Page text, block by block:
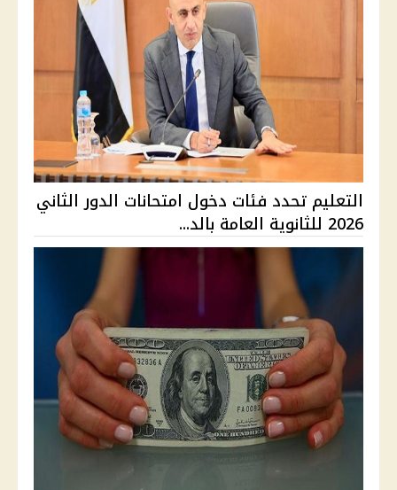
التعليم تحدد فئات دخول امتحانات الدور الثاني
2026 للثانوية العامة بالد...